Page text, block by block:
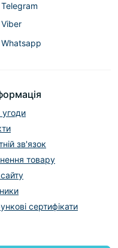
зв'язок
товару
сертифікати
Telegram
Viber
Whatsapp